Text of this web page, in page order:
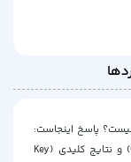
پاسخ اینجاست:
OKR! اوکی‌آر که مخفف دو کلمه اهداف (Objectives) و نتایج کلیدی (Key